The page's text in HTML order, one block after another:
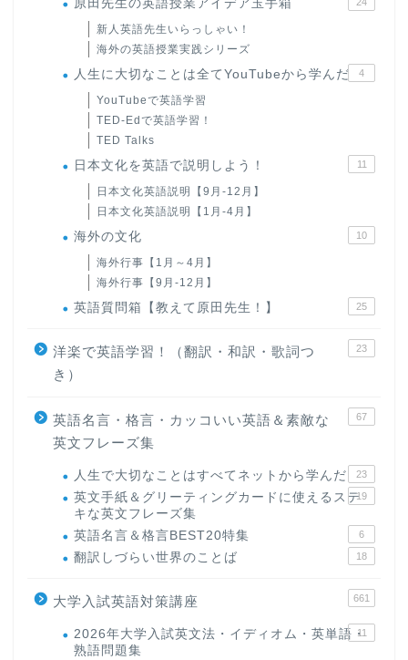
原田先生の英語授業アイデア玉手箱
新人英語先生いらっしゃい！
海外の英語授業実践シリーズ
人生に大切なことは全てYouTubeから学んだ 4
YouTubeで英語学習
TED-Edで英語学習！
TED Talks
日本文化を英語で説明しよう！ 11
日本文化英語説明【9月-12月】
日本文化英語説明【1月-4月】
海外の文化 10
海外行事【1月～4月】
海外行事【9月-12月】
英語質問箱【教えて原田先生！】 25
洋楽で英語学習！（翻訳・和訳・歌詞つ
き）
23
英語名言・格言・カッコいい英語＆素敵な
英文フレーズ集
67
人生で大切なことはすべてネットから学んだ 23
英文手紙＆グリーティングカードに使えるステ
キな英文フレーズ集
19
英語名言＆格言BEST20特集 6
翻訳しづらい世界のことば 18
大学入試英語対策講座 661
2026年大学入試英文法・イディオム・英単語・
熟語問題集
11